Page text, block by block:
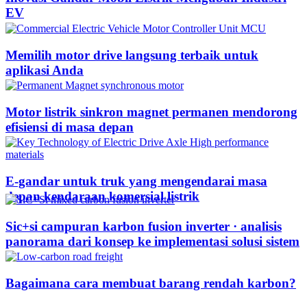
EV
Memilih motor drive langsung terbaik untuk
aplikasi Anda
Motor listrik sinkron magnet permanen mendorong
efisiensi di masa depan
E-gandar untuk truk yang mengendarai masa
depan kendaraan komersial listrik
Sic+si campuran karbon fusion inverter · analisis
panorama dari konsep ke implementasi solusi sistem
Bagaimana cara membuat barang rendah karbon?